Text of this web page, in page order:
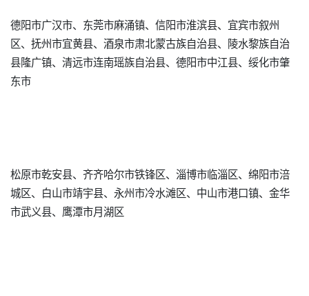
德阳市广汉市、东莞市麻涌镇、信阳市淮滨县、宜宾市叙州
区、抚州市宜黄县、酒泉市肃北蒙古族自治县、陵水黎族自治
县隆广镇、清远市连南瑶族自治县、德阳市中江县、绥化市肇
东市
松原市乾安县、齐齐哈尔市铁锋区、淄博市临淄区、绵阳市涪
城区、白山市靖宇县、永州市冷水滩区、中山市港口镇、金华
市武义县、鹰潭市月湖区